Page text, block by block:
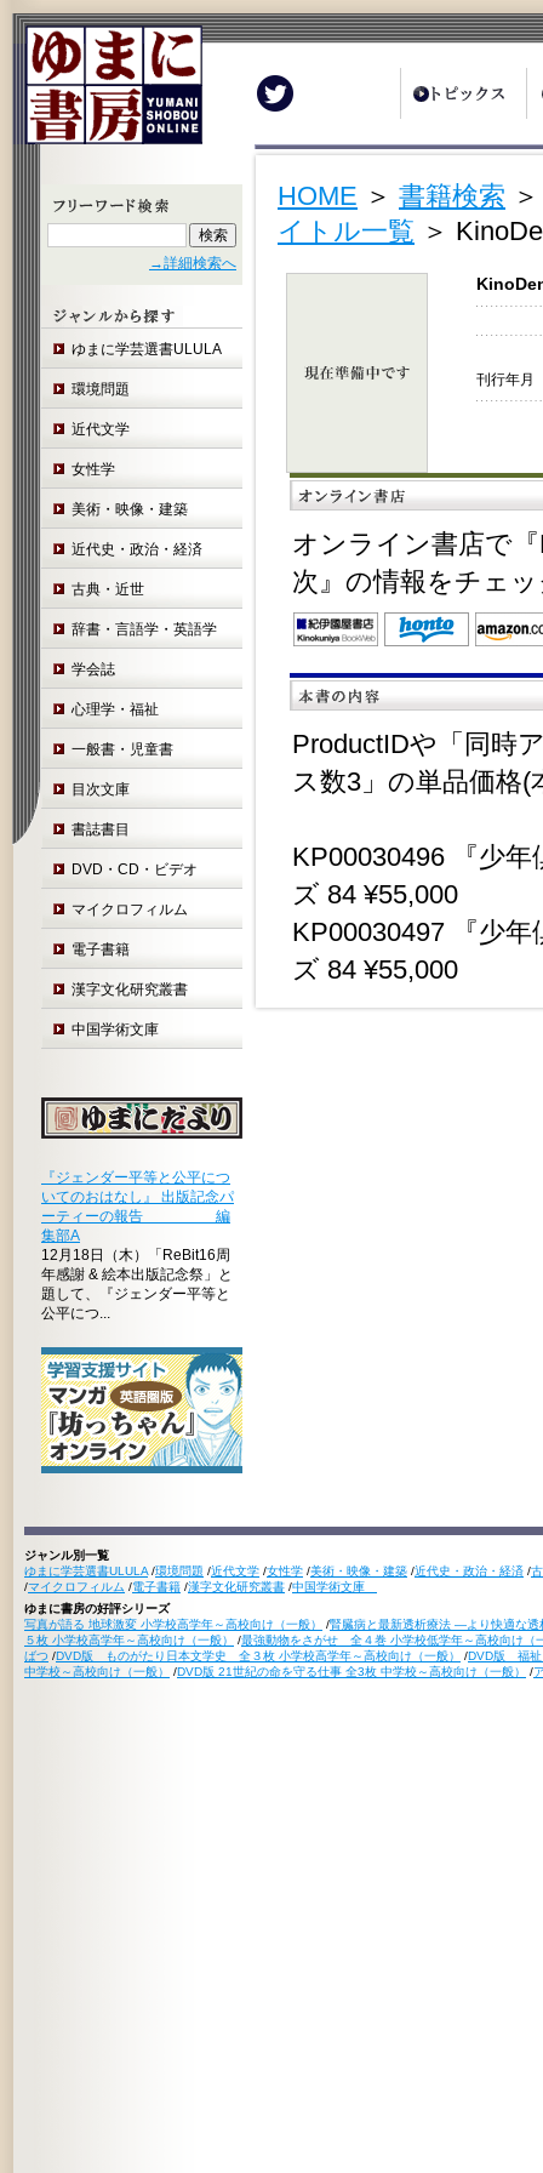
→詳細検索へ
ゆまに学芸選書ULULA
環境問題
近代文学
女性学
美術・映像・建築
近代史・政治・経済
古典・近世
辞書・言語学・英語学
学会誌
心理学・福祉
一般書・児童書
目次文庫
書誌書目
DVD・CD・ビデオ
マイクロフィルム
電子書籍
漢字文化研究叢書
中国学術文庫
『ジェンダー平等と公平につ
いてのおはなし』 出版記念パ
ーティーの報告 編
集部A
12月18日（木）「ReBit16周
年感謝 & 絵本出版記念祭」と
題して、『ジェンダー平等と
公平につ...
HOME ＞ 書籍検索
イトル一覧 ＞
刊行年
オンライン書店で
次』の情報をチェ
ProductIDや「同時
ス数3」の単品価格
KP00030496 『少
ズ 84 ¥55,000
KP00030497 『少
ズ 84 ¥55,000
ジャンル別一覧
ゆまに学芸選書ULULA /環境問題 /近代文学 /女性学 /美術・映像・建築 /近代史・政治・経済 /
/マイクロフィルム /電子書籍 /漢字文化研究叢書 /中国学術文庫
ゆまに書房の好評シリーズ
写真が語る 地球激変 小学校高学年～高校向け（一般）
/腎臓病と最新透析療法 ―より快適な
５枚 小学校高学年～高校向け（一般）
/最強動物をさがせ 全４巻 小学校低学年～高校向け（
ばつ /DVD版 ものがたり日本文学史 全３枚 小学校高学年～高校向け（一般） /DVD版 福祉
中学校～高校向け（一般）
/DVD版 21世紀の命を守る仕事 全3枚 中学校～高校向け（一般） /